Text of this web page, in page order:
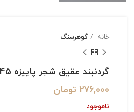
خانه گوهرسنگ
گردنبند عقیق شجر پاییزه 5.45 گرم
276,000 تومان
ناموجود